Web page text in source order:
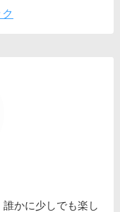
かに少しでも楽し